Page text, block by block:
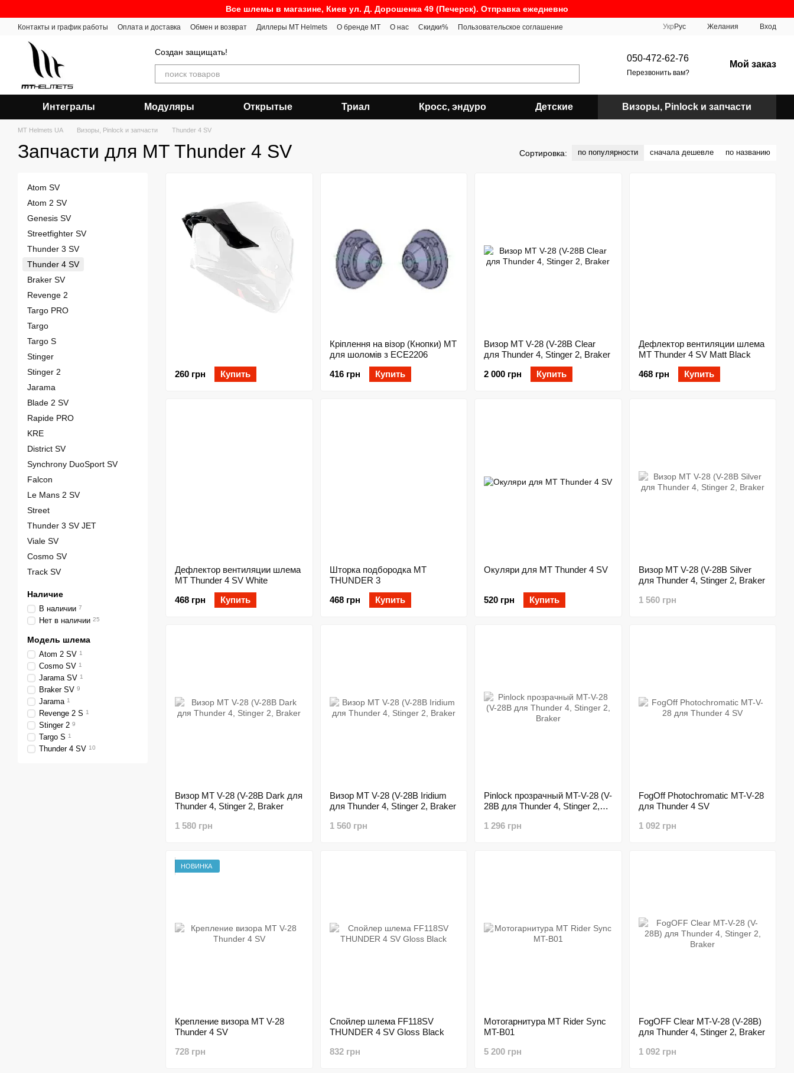
Все шлемы в магазине, Киев ул. Д. Дорошенка 49 (Печерск). Отправка ежедневно
Контакты и график работы Оплата и доставка Обмен и возврат Диллеры MT Helmets О бренде MT О нас Скидки% Пользовательское соглашение Укр Рус Желания Вход
Создан защищать!
050-472-62-76
Перезвонить вам?
Мой заказ
Интегралы Модуляры Открытые Триал Кросс, эндуро Детские Визоры, Pinlock и запчасти
MT Helmets UA Визоры, Pinlock и запчасти Thunder 4 SV
Запчасти для MT Thunder 4 SV Сортировка: по популярности сначала дешевле по названию
260 грн Купить
Кріплення на візор (Кнопки) MT
для шоломів з ECE2206
416 грн
Купить
Визор MT V-28 (V-28B Clear
для Thunder 4, Stinger 2, Braker
2 000 грн
Купить
Дефлектор вентиляции шлема
MT Thunder 4 SV Matt Black
468 грн
Купить
Дефлектор вентиляции шлема
MT Thunder 4 SV White
468 грн
Купить
Шторка подбородка MT
THUNDER 3
468 грн
Купить
Окуляри для MT Thunder 4 SV
520 грн Купить
Визор MT V-28 (V-28B Silver
для Thunder 4, Stinger 2, Braker
1 560 грн
Визор MT V-28 (V-28B Dark для
Thunder 4, Stinger 2, Braker
1 580 грн
Визор MT V-28 (V-28B Iridium
для Thunder 4, Stinger 2, Braker
1 560 грн
Pinlock прозрачный MT-V-28 (V-
28B для Thunder 4, Stinger 2,
1 296 грн
FogOff Photochromatic MT-V-28
для Thunder 4 SV
1 092 грн
НОВИНКА
Крепление визора MT V-28
Thunder 4 SV
728 грн
Спойлер шлема FF118SV
THUNDER 4 SV Gloss Black
832 грн
Мотогарнитура MT Rider Sync
MT-B01
5 200 грн
FogOFF Clear MT-V-28 (V-28B)
для Thunder 4, Stinger 2, Braker
1 092 грн
Atom SV
Atom 2 SV
Genesis SV
Streetfighter SV
Thunder 3 SV
Thunder 4 SV
Braker SV
Revenge 2
Targo PRO
Targo
Targo S
Stinger
Stinger 2
Jarama
Blade 2 SV
Rapide PRO
KRE
District SV
Synchrony DuoSport SV
Falcon
Le Mans 2 SV
Street
Thunder 3 SV JET
Viale SV
Cosmo SV
Track SV
Наличие
В наличии 7
Нет в наличии 25
Модель шлема
Atom 2 SV 1
Cosmo SV 1
Jarama SV 1
Braker SV 9
Jarama 1
Revenge 2 S 1
Stinger 2 9
Targo S 1
Thunder 4 SV 10